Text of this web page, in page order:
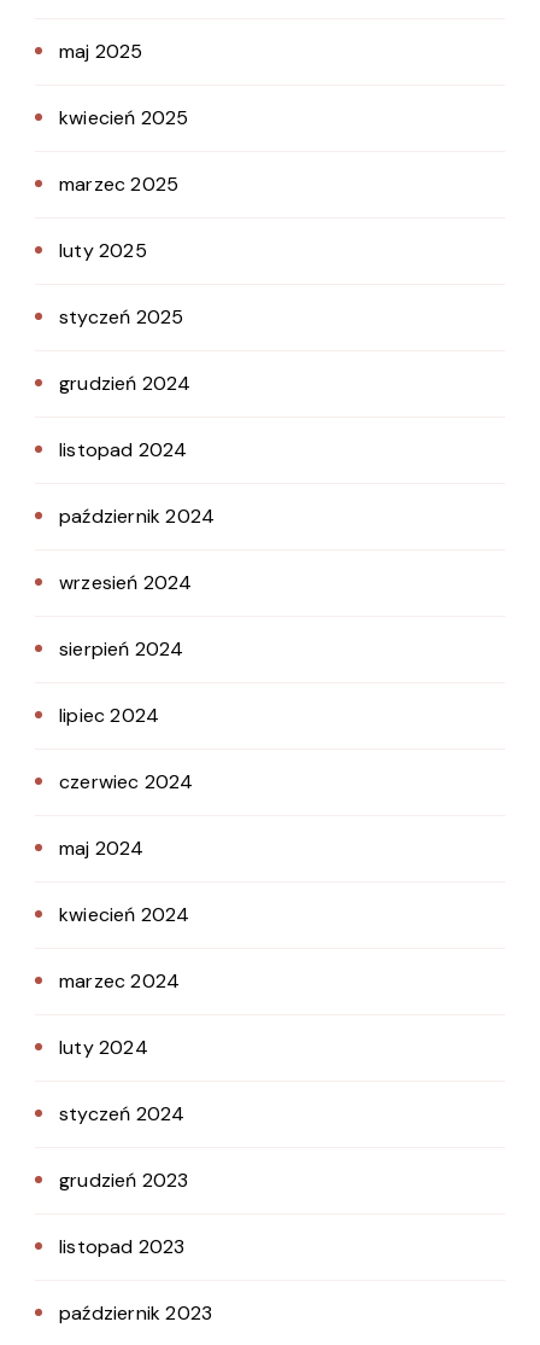
maj 2025
kwiecień 2025
marzec 2025
luty 2025
styczeń 2025
grudzień 2024
listopad 2024
październik 2024
wrzesień 2024
sierpień 2024
lipiec 2024
czerwiec 2024
maj 2024
kwiecień 2024
marzec 2024
luty 2024
styczeń 2024
grudzień 2023
listopad 2023
październik 2023